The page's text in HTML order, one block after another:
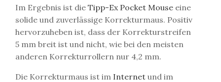
Im Ergebnis ist die Tipp-Ex Pocket Mouse eine
solide und zuverlässige Korrekturmaus. Positiv
hervorzuheben ist, dass der Korrekturstreifen
5 mm breit ist und nicht, wie bei den meisten
anderen Korrekturrollern nur 4,2 mm.
Die Korrekturmaus ist im Internet und im